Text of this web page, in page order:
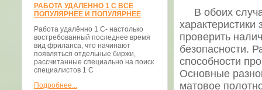
РАБОТА УДАЛЁННО 1 С ВСЁ
ПОПУЛЯРНЕЕ И ПОПУЛЯРНЕЕ
Работа удалённо 1 С- настолько
востребованный последнее время
вид фриланса, что начинают
появляться отдельные биржи,
рассчитанные специально на поиск
специалистов 1 С
Подробнее...
В обоих
характеристики
проверить
безопасности.
способности
Основные
матовое